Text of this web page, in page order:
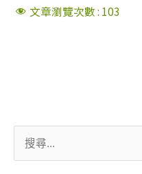
文章瀏覽次數 : 103
尋